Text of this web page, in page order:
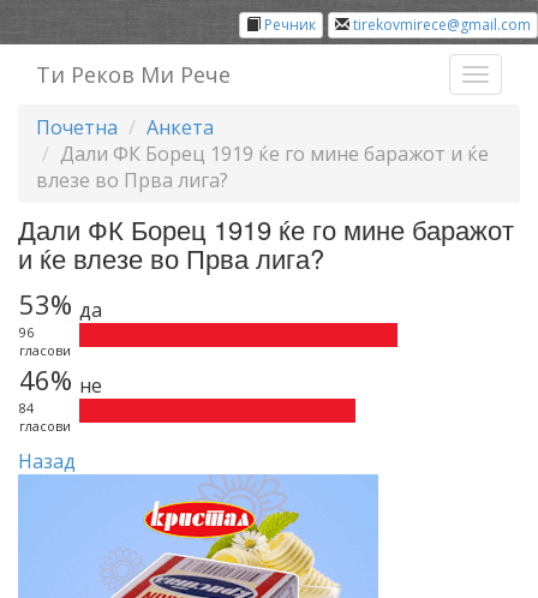
tirekovmirece@gmail.com
Речник
Toggle
Ти Реков Ми Рече
Почетна
Анкета
Дали ФК Борец 1919 ќе го мине баражот и ќе
влезе во Прва лига?
Дали ФК Борец 1919 ќе го мине баражот
и ќе влезе во Прва лига?
53%
96
гласови
да
46%
84
гласови
не
Назад